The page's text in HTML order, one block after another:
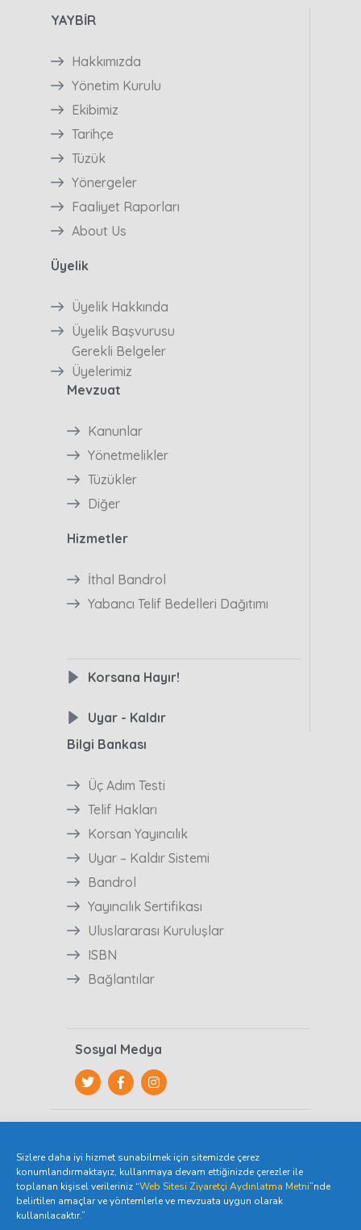
Sizlere daha iyi hizmet sunabilmek için sitemizde çerez
konumlandırmaktayız, kullanmaya devam ettiğinizde çerezler ile
toplanan kişisel verileriniz “Web Sitesi Ziyaretçi Aydınlatma Metni”nde
belirtilen amaçlar ve yöntemlerle ve mevzuata uygun olarak
kullanılacaktır.”
YAYBİR
Hakkımızda
Yönetim Kurulu
Ekibimiz
Tarihçe
Tüzük
Yönergeler
Faaliyet Raporları
About Us
Üyelik
Üyelik Hakkında
Üyelik Başvurusu
Gerekli Belgeler
Üyelerimiz
Mevzuat
Kanunlar
Yönetmelikler
Tüzükler
Diğer
Hizmetler
İthal Bandrol
Yabancı Telif Bedelleri Dağıtımı
Korsana Hayır!
Uyar - Kaldır
Bilgi Bankası
Üç Adım Testi
Telif Hakları
Korsan Yayıncılık
Uyar – Kaldır Sistemi
Bandrol
Yayıncılık Sertifikası
Uluslararası Kuruluşlar
ISBN
Bağlantılar
Sosyal Medya
Video Konferans Aydınlatma Metni
Veri Sahibi Başvuru Formu
Üye Aydınlatma Metni